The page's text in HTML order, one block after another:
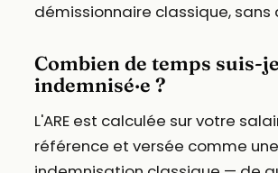
démissionnaire classique, sans
Combien de temps suis-je
indemnisé·e ?
L'ARE est calculée sur votre
référence et versée comme une